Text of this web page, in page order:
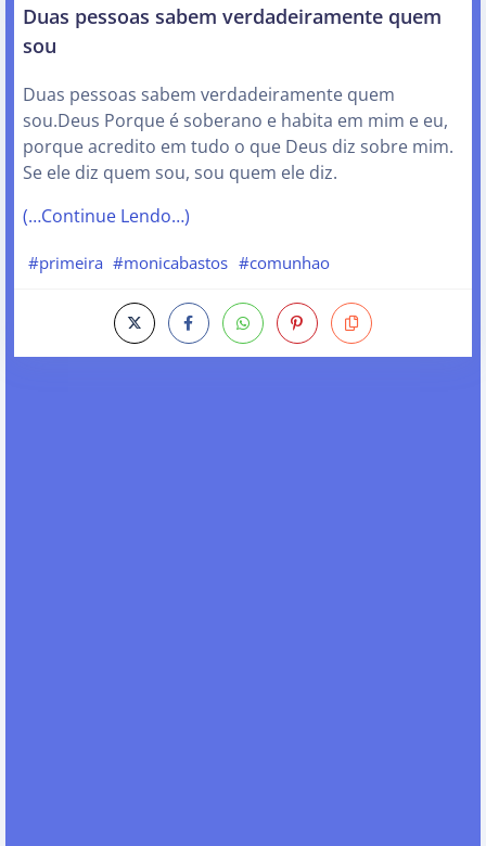
Duas pessoas sabem verdadeiramente quem
sou
Duas pessoas sabem verdadeiramente quem
sou.Deus Porque é soberano e habita em mim e eu,
porque acredito em tudo o que Deus diz sobre mim.
Se ele diz quem sou, sou quem ele diz.
(…Continue Lendo…)
#primeira #monicabastos #comunhao